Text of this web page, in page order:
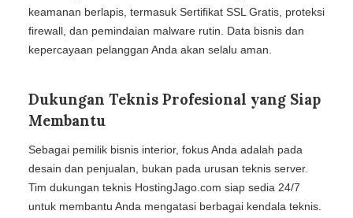
keamanan berlapis, termasuk Sertifikat SSL Gratis, proteksi
firewall, dan pemindaian malware rutin. Data bisnis dan
kepercayaan pelanggan Anda akan selalu aman.
Dukungan Teknis Profesional yang Siap
Membantu
Sebagai pemilik bisnis interior, fokus Anda adalah pada
desain dan penjualan, bukan pada urusan teknis server.
Tim dukungan teknis HostingJago.com siap sedia 24/7
untuk membantu Anda mengatasi berbagai kendala teknis.